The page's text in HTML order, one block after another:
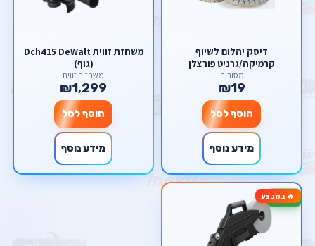
דיסק יהלום לשיוף
קרמיקה/גרניט פורצלן
מסורים
₪19
הוסף לסל
מידע נוסף
משחזת זווית Dch415 DeWalt
(גוף)
משחזות זווית
₪1,299
הוסף לסל
מידע נוסף
🔥 במבצע-50%